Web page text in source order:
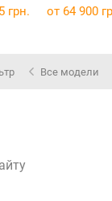
DX
грн. от 64 900
Все модели